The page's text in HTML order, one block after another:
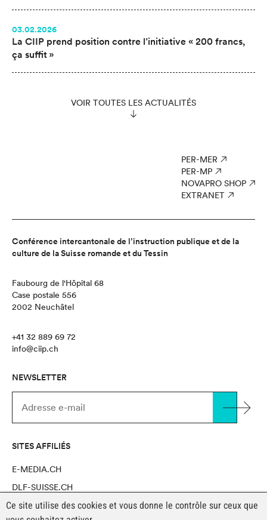
03.02.2026
La CIIP prend position contre l’initiative « 200 francs,
ça suffit »
VOIR TOUTES LES ACTUALITÉS
PER-MER
PER-MP
NOVAPRO SHOP
EXTRANET
Conférence intercantonale de l’instruction publique et de la
culture de la Suisse romande et du Tessin
Faubourg de l'Hôpital 68
Case postale 556
2002 Neuchâtel
+41 32 889 69 72
info@ciip.ch
NEWSLETTER
SITES AFFILIÉS
E-MEDIA.CH
DLF-SUISSE.CH
NOVAPRO SHOP
Ce site utilise des cookies et vous donne le contrôle sur ceux que